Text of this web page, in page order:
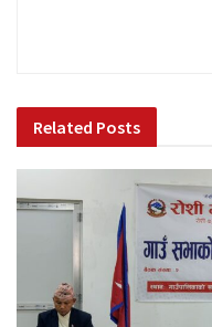
Related Posts